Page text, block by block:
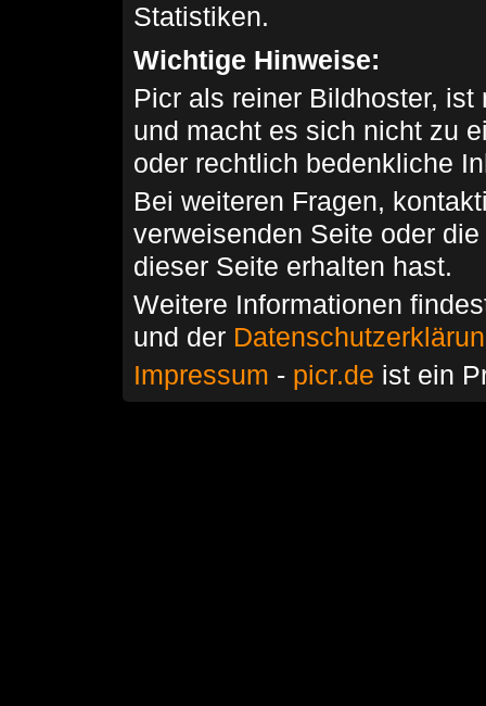
Statistiken.
Wichtige Hinweise:
Picr als reiner Bildhoster,
und macht es sich nicht zu
oder rechtlich bedenkliche
Bei weiteren Fragen,
verweisenden Seite oder
dieser Seite erhalten hast.
Weitere Informationen
und der
Impressum - picr.de ist ein